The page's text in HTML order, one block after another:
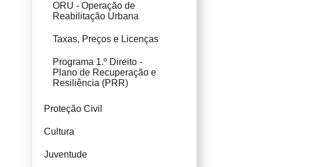
ORU - Operação de
Reabilitação Urbana
Taxas, Preços e Licenças
Programa 1.º Direito -
Plano de Recuperação e
Resiliência (PRR)
Proteção Civil
Cultura
Juventude